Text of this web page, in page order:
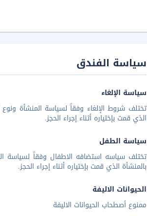
سياسة الفندق
سياسة الإلغاء
تختلف شروط الإلغاء وفقاً لسياسة المنشأة ونوع
الذي قمت بإختياره أثناء إجراء الحجز.
سياسة الطفل
تختلف سياسه استضافه الاطفال وفقاً لسياسة
بالمنشأة الذي قمت بإختياره أثناء إجراء الحجز.
الحيوانات الاليفة
ممنوع أصطحاب الحيوانات الاليفة